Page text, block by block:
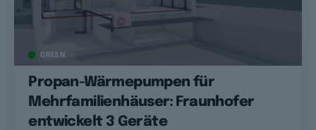
GREEN
Propan-Wärmepumpen für
Mehrfamilienhäuser: Fraunhofer
entwickelt 3 Geräte